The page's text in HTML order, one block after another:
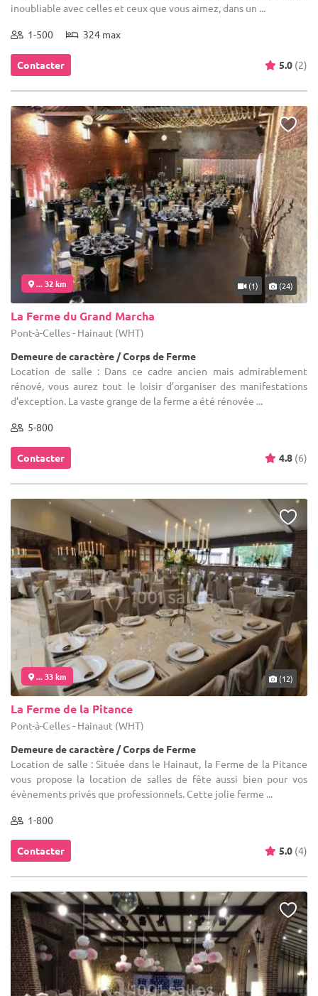
inoubliable avec celles et ceux que vous aimez, dans un ...
1-500 324 max
Contacter 5.0 (2)
... 32 km (1) (24)
La Ferme du Grand Marcha
Pont-à-Celles - Hainaut (WHT)
Demeure de caractère / Corps de Ferme
Location de salle : Dans ce cadre ancien mais admirablement
rénové, vous aurez tout le loisir d’organiser des manifestations
d’exception. La vaste grange de la ferme a été rénovée ...
5-800
Contacter 4.8 (6)
... 33 km (12)
La Ferme de la Pitance
Pont-à-Celles - Hainaut (WHT)
Demeure de caractère / Corps de Ferme
Location de salle : Située dans le Hainaut, la Ferme de la Pitance
vous propose la location de salles de fête aussi bien pour vos
évènements privés que professionnels. Cette jolie ferme ...
1-800
Contacter 5.0 (4)